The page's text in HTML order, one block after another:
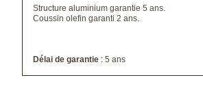
Structure aluminium garantie 5 ans.
Coussin olefin garanti 2 ans.
Délai de garantie : 5 ans